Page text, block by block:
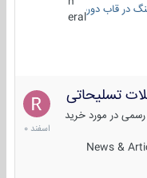
قاب دوربین
eral
تسلیحاتی
در مورد خرید
News &
7
اسفند
1400